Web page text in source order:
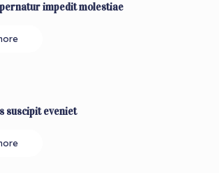
impedit molestiae
suscipit eveniet